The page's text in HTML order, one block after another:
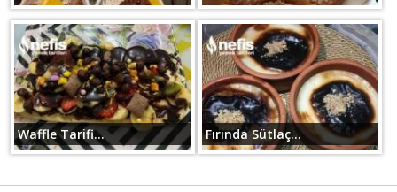
Waffle Tarifi... Fırında Sütlaç...